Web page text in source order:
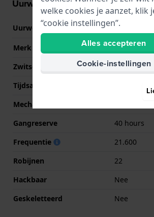
Uurwerk informatie
Uurwerk nr. F6524
Merk uurwerk
Epson
Zwitsers uurwerk
Nee
Tijdsaanduiding
Mechanisme
Gangreserve
40 hours
Frequentie
21.600
Robijnen
22
Hackbaar
Nee
Geskeletteerd
Nee
welke cookies je aanzet, klik
“cookie instellingen”.
Alles accepteren
Cookie-instellingen